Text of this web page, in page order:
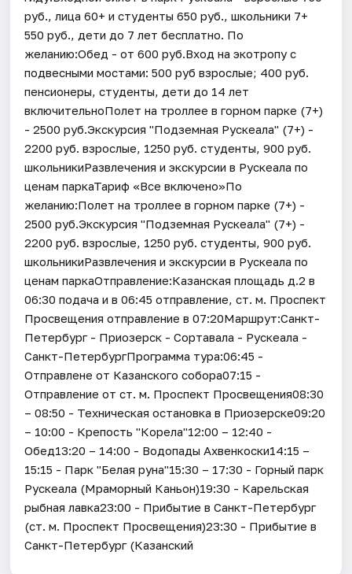
руб., лица 60+ и студенты 650 руб., школьники 7+
550 руб., дети до 7 лет бесплатно. По
желанию:Обед - от 600 руб.Вход на экотропу с
подвесными мостами: 500 руб взрослые; 400 руб.
пенсионеры, студенты, дети до 14 лет
включительноПолет на троллее в горном парке (7+)
- 2500 руб.Экскурсия "Подземная Рускеала" (7+) -
2200 руб. взрослые, 1250 руб. студенты, 900 руб.
школьникиРазвлечения и экскурсии в Рускеала по
ценам паркаТариф «Все включено»По
желанию:Полет на троллее в горном парке (7+) -
2500 руб.Экскурсия "Подземная Рускеала" (7+) -
2200 руб. взрослые, 1250 руб. студенты, 900 руб.
школьникиРазвлечения и экскурсии в Рускеала по
ценам паркаОтправление:Казанская площадь д.2 в
06:30 подача и в 06:45 отправление, ст. м. Проспект
Просвещения отправление в 07:20Маршрут:Санкт-
Петербург - Приозерск - Сортавала - Рускеала -
Санкт-ПетербургПрограмма тура:06:45 -
Отправлене от Казанского собора07:15 -
Отправление от ст. м. Проспект Просвещения08:30
– 08:50 - Техническая остановка в Приозерске09:20
– 10:00 - Крепость "Корела"12:00 – 12:40 -
Обед13:20 – 14:00 - Водопады Ахвенкоски14:15 –
15:15 - Парк "Белая руна"15:30 – 17:30 - Горный парк
Рускеала (Мраморный Каньон)19:30 - Карельская
рыбная лавка23:00 - Прибытие в Санкт-Петербург
(ст. м. Проспект Просвещения)23:30 - Прибытие в
Санкт-Петербург (Казанский